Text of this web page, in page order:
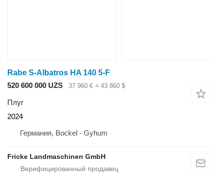
Rabe S-Albatros HA 140 5-F
520 600 000 UZS
37 960 € ≈ 43 860 $
Плуг
2024
Германия, Bockel - Gyhum
Fricke Landmaschinen GmbH